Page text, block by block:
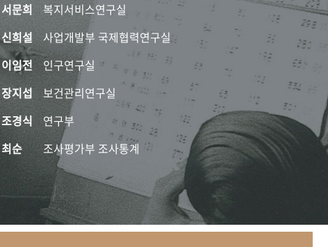
서문희
복지서비스연구실
신희설
사업개발부 국제협력연구실
이임전
인구연구실
장지섭
보건관리연구실
조경식
연구부
최순
조사평가부 조사통계